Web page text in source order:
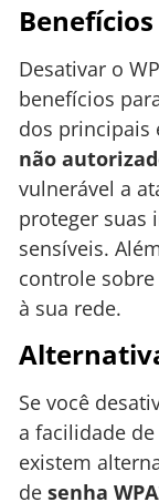
Desativar o
benefícios
dos principais
não
vulnerável a
proteger suas
sensíveis.
controle
à sua rede.
Se você
a facilidade
existem
de senha